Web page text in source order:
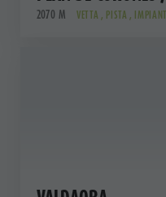
2070 M VETTA , PISTA ,